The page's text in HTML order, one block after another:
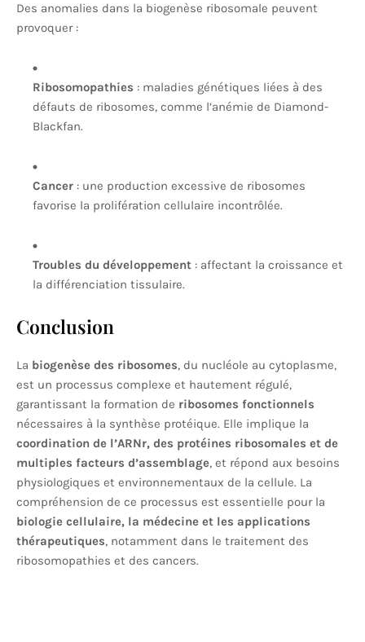
Des anomalies dans la biogenèse ribosomale peuvent
provoquer :
Ribosomopathies : maladies génétiques liées à des
défauts de ribosomes, comme l’anémie de Diamond-
Blackfan.
Cancer : une production excessive de ribosomes
favorise la prolifération cellulaire incontrôlée.
Troubles du développement : affectant la croissance et
la différenciation tissulaire.
Conclusion
La biogenèse des ribosomes, du nucléole au cytoplasme,
est un processus complexe et hautement régulé,
garantissant la formation de ribosomes fonctionnels
nécessaires à la synthèse protéique. Elle implique la
coordination de l’ARNr, des protéines ribosomales et de
multiples facteurs d’assemblage, et répond aux besoins
physiologiques et environnementaux de la cellule. La
compréhension de ce processus est essentielle pour la
biologie cellulaire, la médecine et les applications
thérapeutiques, notamment dans le traitement des
ribosomopathies et des cancers.